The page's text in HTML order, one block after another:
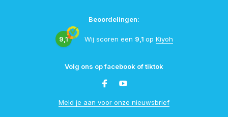
Beoordelingen:
9,1 Wij scoren een 9,1 op Kiyoh
Volg ons op facebook of tiktok
Meld je aan voor onze nieuwsbrief